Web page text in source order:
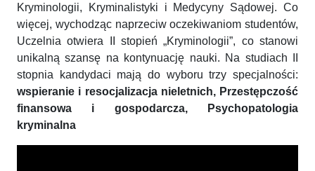
Kryminologii, Kryminalistyki i Medycyny Sądowej. Co
więcej, wychodząc naprzeciw oczekiwaniom studentów,
Uczelnia otwiera II stopień „Kryminologii”, co stanowi
unikalną szansę na kontynuację nauki. Na studiach II
stopnia kandydaci mają do wyboru trzy specjalności:
wspieranie i resocjalizacja nieletnich, Przestępczość
finansowa i gospodarcza, Psychopatologia
kryminalna